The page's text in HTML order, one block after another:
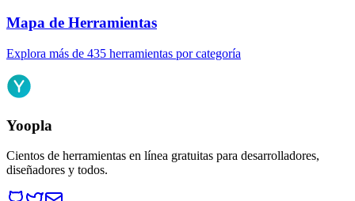
Mapa de Herramientas
Explora más de 435 herramientas por categoría
Yoopla
Cientos de herramientas en línea gratuitas para desarrolladores,
diseñadores y todos.